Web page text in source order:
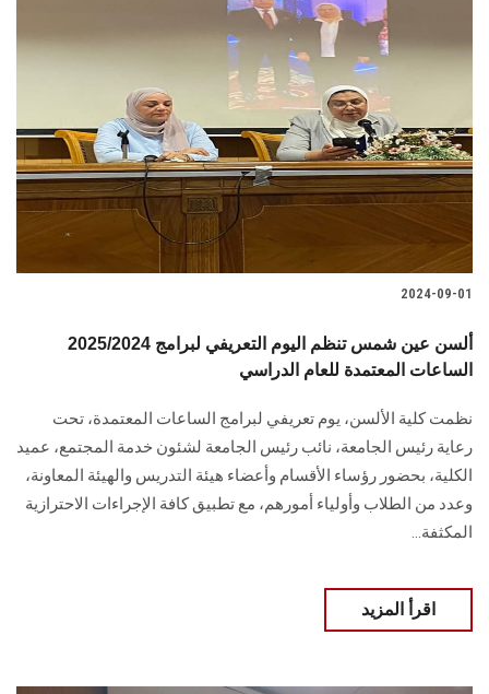
2024-09-01
2025/2024 ألسن عين شمس تنظم اليوم التعريفي لبرامج
الساعات المعتمدة للعام الدراسي
نظمت كلية الألسن، يوم تعريفي لبرامج الساعات المعتمدة، تحت
رعاية رئيس الجامعة، نائب رئيس الجامعة لشئون خدمة ‏المجتمع، عميد
الكلية، بحضور رؤساء الأقسام ‏وأعضاء هيئة التدريس والهيئة المعاونة،
وعدد من الطلاب وأولياء أمورهم، مع تطبيق كافة ‏الإجراءات الاحترازية
المكثفة‎.‎..
اقرأ المزيد